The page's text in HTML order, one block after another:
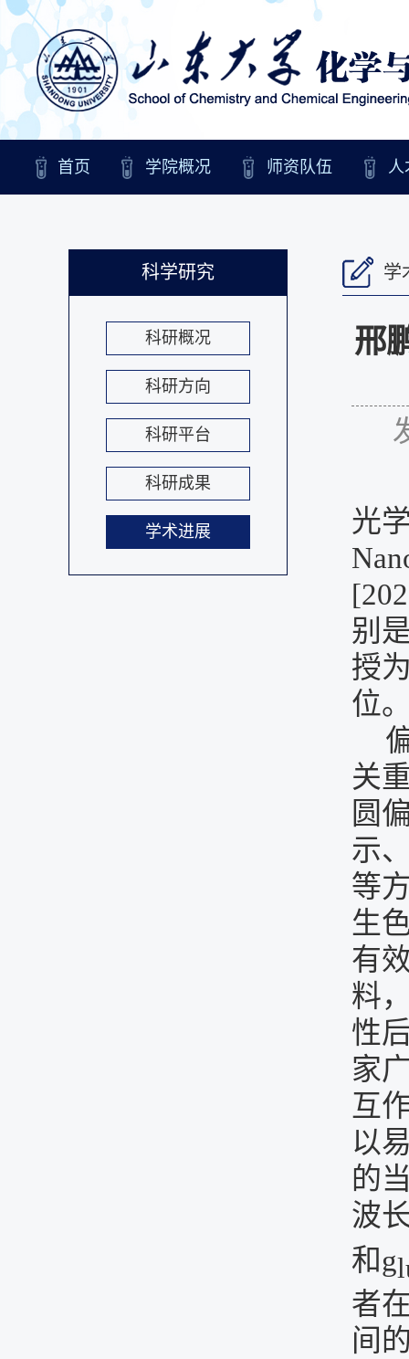
首页 学院概况 师资队伍 人
科学研究
科研概况
科研方向
科研平台
科研成果
学术进展
学
邢
光
别
授
位
关
圆
示
等
生
有
料
性
家
互
以
的
波
和g
者
间